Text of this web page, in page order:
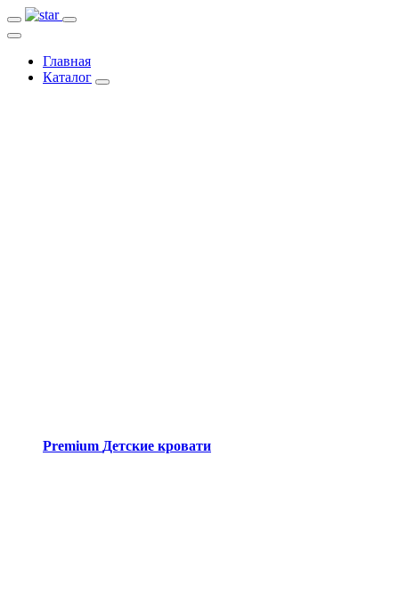
Главная
Каталог
Premium Детские кровати